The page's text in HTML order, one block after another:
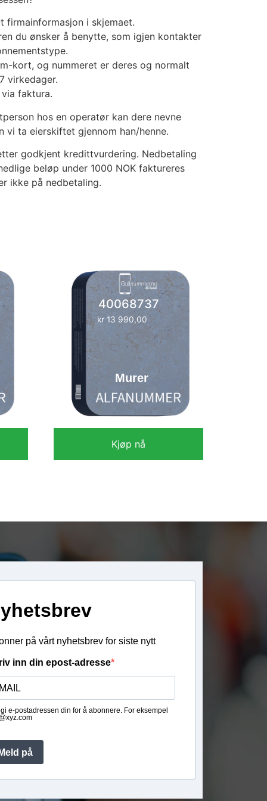
firmainformasjon i skjemaet.
du ønsker å benytte, som igjen kontakter
kort, og nummeret er deres og normalt
virkedager.
faktura.
hos en operatør kan dere nevne
vi ta eierskiftet gjennom han/henne.
godkjent kredittvurdering. Nedbetaling
beløp under 1000 NOK faktureres
ikke på nedbetaling.
40068737
kr13 990,00
Murer
Kjøp nå
på vårt nyhetsbrev for siste nytt
inn din epost-adresse
e-postadressen din for å abonnere. For eksempel
Meld på